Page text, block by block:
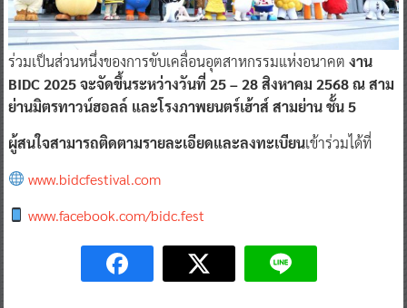
ร่วมเป็นส่วนหนึ่งของการขับเคลื่อนอุตสาหกรรมแห่งอนาคต งาน
BIDC 2025 จะจัดขึ้นระหว่างวันที่ 25 – 28 สิงหาคม 2568 ณ สาม
ย่านมิตรทาวน์ฮอลล์ และโรงภาพยนตร์เฮ้าส์ สามย่าน ชั้น 5
ผู้สนใจสามารถติดตามรายละเอียดและลงทะเบียนเข้าร่วมได้ที่
www.bidcfestival.com
www.facebook.com/bidc.fest